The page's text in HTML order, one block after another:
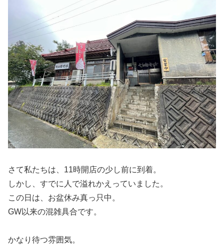
さて私たちは、11時開店の少し前に到着。
しかし、すでに人で溢れかえっていました。
この日は、お盆休み真っ只中。
GW以来の混雑具合です。
かなり待つ雰囲気。